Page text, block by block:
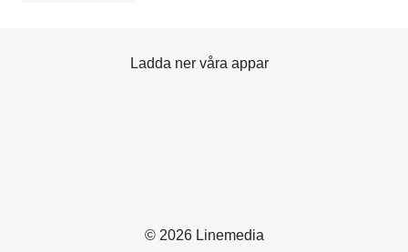
© 2026 Linemedia
Ladda ner våra appar